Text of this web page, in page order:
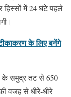
में 24 घंटे पहले
के लिए बनेंगे
के समुद्र तट से 650
वजह से धीरे-धीरे